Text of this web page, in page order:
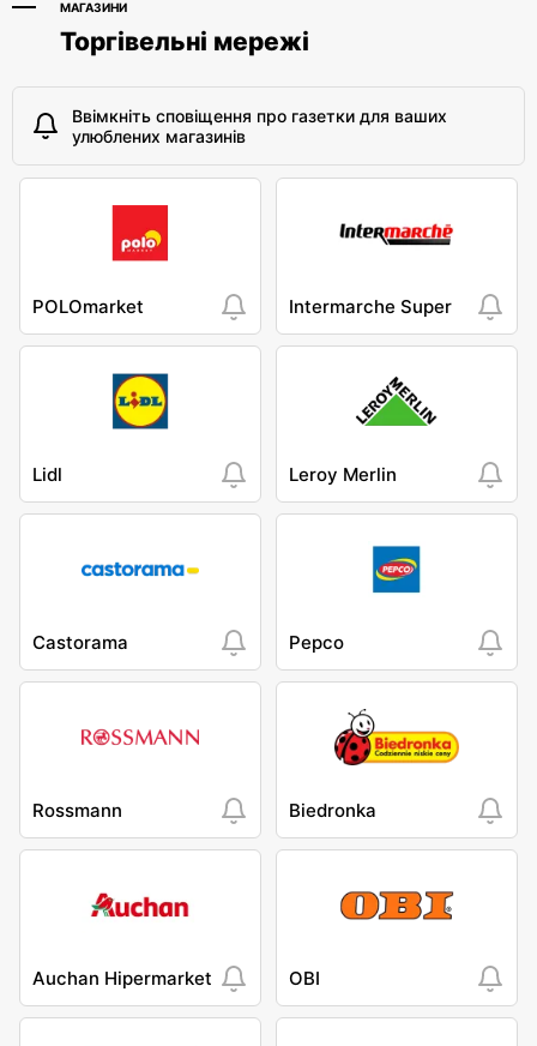
МАГАЗИНИ
Торгівельні мережі
Ввімкніть сповіщення про газетки для ваших
улюблених магазинів
POLOmarket Intermarche Super
Lidl Leroy Merlin
Castorama Pepco
Rossmann Biedronka
Auchan Hipermarket OBI